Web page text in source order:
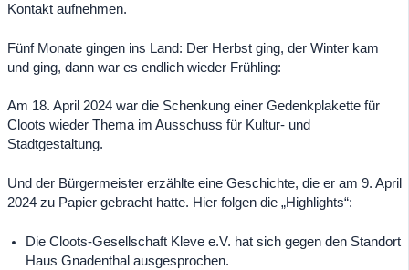
Kontakt aufnehmen.
Fünf Monate gingen ins Land: Der Herbst ging, der Winter kam
und ging, dann war es endlich wieder Frühling:
Am 18. April 2024 war die Schenkung einer Gedenkplakette für
Cloots wieder Thema im Ausschuss für Kultur- und
Stadtgestaltung.
Und der Bürgermeister erzählte eine Geschichte, die er am 9. April
2024 zu Papier gebracht hatte. Hier folgen die „Highlights“:
Die Cloots-Gesellschaft Kleve e.V. hat sich gegen den Standort
Haus Gnadenthal ausgesprochen.